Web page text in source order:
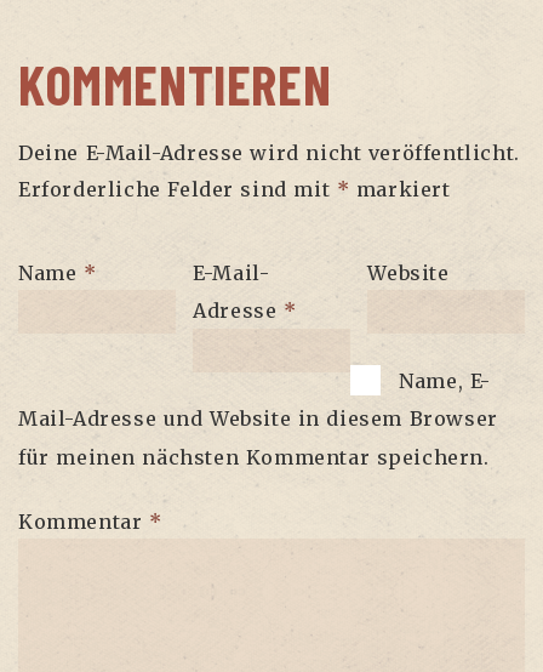
KOMMENTIEREN
Deine E-Mail-Adresse wird nicht veröffentlicht.
Erforderliche Felder sind mit * markiert
Name *
E-Mail-
Adresse *
Website
Name, E-
Mail-Adresse und Website in diesem Browser
für meinen nächsten Kommentar speichern.
Kommentar *